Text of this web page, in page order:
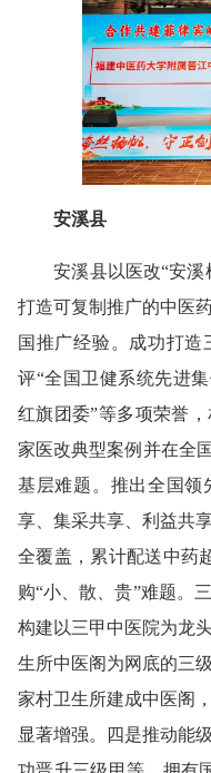
安溪县
安溪县以医改“安溪样
打造可复制推广的中医
国推广经验。成功打造
评“全国卫健系统先进
红旗团委”等多项荣誉
家医改典型案例并在全
基层难题。推出全国领
享、集采共享、利益共
全覆盖，累计配送中药
购“小、散、贵”难题。
构建以三甲中医院为龙
生所中医阁为网底的三
家村卫生所建成中医阁
显著增强。四是推动能